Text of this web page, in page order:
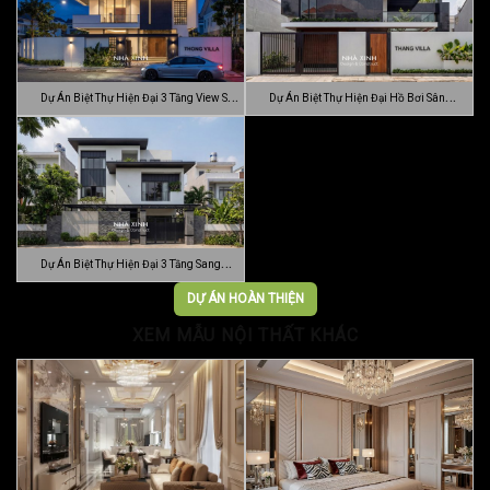
Dự Án Biệt Thự Hiện Đại 3 Tầng View Sân
…
Dự Án Biệt Thự Hiện Đại Hồ Bơi Sân
Dự Án Biệt Thự Hiện Đại 3 Tầng Sang
DỰ ÁN HOÀN THIỆN